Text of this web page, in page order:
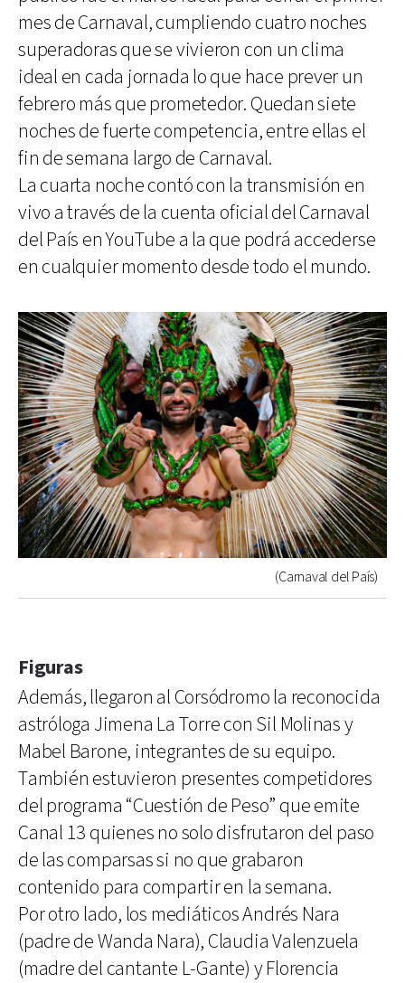
mes de Carnaval, cumpliendo cuatro noches
superadoras que se vivieron con un clima
ideal en cada jornada lo que hace prever un
febrero más que prometedor. Quedan siete
noches de fuerte competencia, entre ellas el
fin de semana largo de Carnaval.
La cuarta noche contó con la transmisión en
vivo a través de la cuenta oficial del Carnaval
del País en YouTube a la que podrá accederse
en cualquier momento desde todo el mundo.
(Carnaval del País)
Figuras
Además, llegaron al Corsódromo la reconocida
astróloga Jimena La Torre con Sil Molinas y
Mabel Barone, integrantes de su equipo.
También estuvieron presentes competidores
del programa “Cuestión de Peso” que emite
Canal 13 quienes no solo disfrutaron del paso
de las comparsas si no que grabaron
contenido para compartir en la semana.
Por otro lado, los mediáticos Andrés Nara
(padre de Wanda Nara), Claudia Valenzuela
(madre del cantante L-Gante) y Florencia